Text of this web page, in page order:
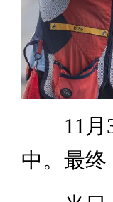
11月3
中。最终